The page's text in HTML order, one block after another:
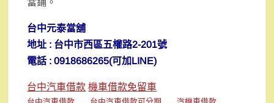
台中元泰當舖
地址 : 台中市西區五權路2-201號
電話 : 0918686265(可加LINE)
台中汽車借款 機車借款免留車